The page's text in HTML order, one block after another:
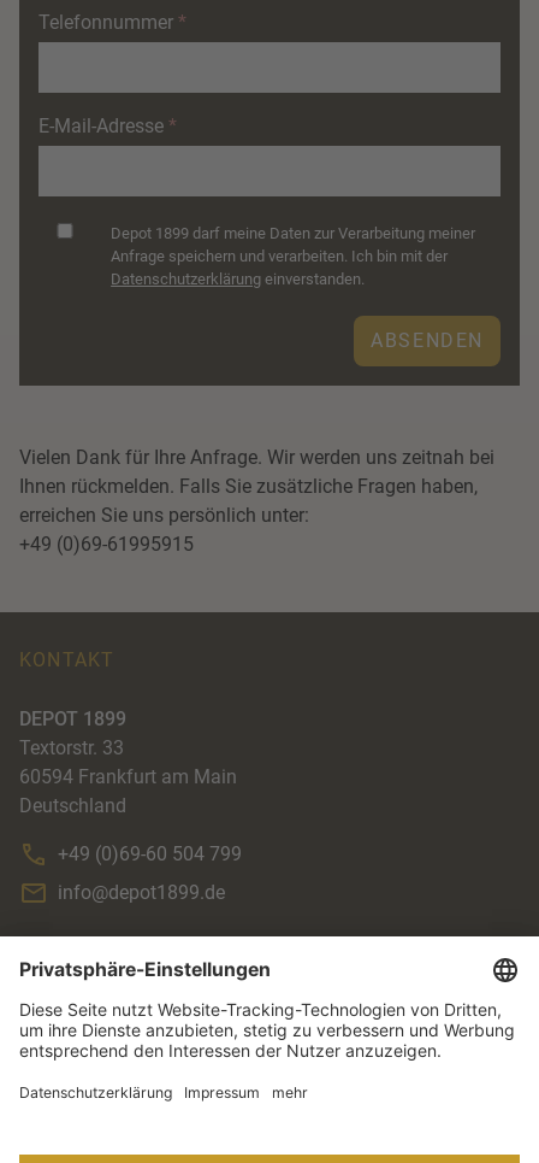
Telefonnummer
E-Mail-Adresse
DatenschutzDepot 1899 darf meine Daten zur Verarbeitung meiner
Anfrage speichern und verarbeiten. Ich bin mit der
Datenschutzerklärung einverstanden.
Vielen Dank für Ihre Anfrage. Wir werden uns zeitnah bei
Ihnen rückmelden. Falls Sie zusätzliche Fragen haben,
erreichen Sie uns persönlich unter:
+49 (0)69-61995915
ACCENTE
AGB
KONTAKT
DEPOT 1899
Textorstr. 33
60594 Frankfurt am Main
Deutschland
+49 (0)69-60 504 799
info@depot1899.de